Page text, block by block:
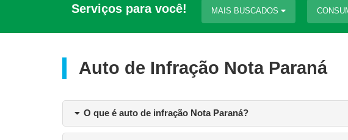
DE
Serviços para você! MAIS BUSCADOS
Auto de Infração Nota Paraná
O que é auto de infração Nota Paraná?